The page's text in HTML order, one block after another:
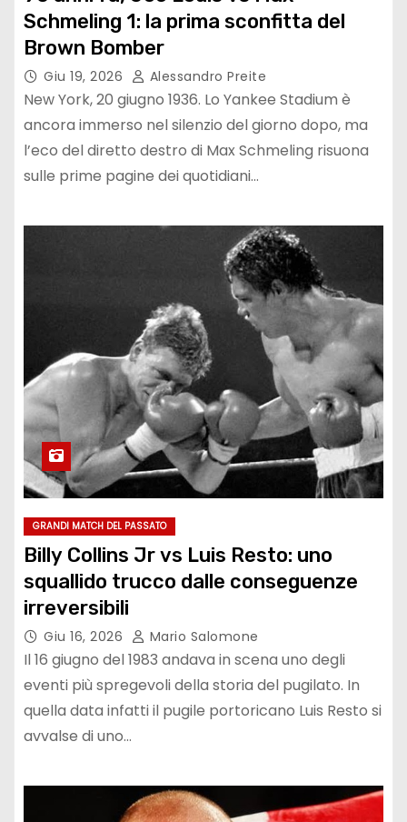
Schmeling 1: la prima sconfitta del
Brown Bomber
Giu 19, 2026 Alessandro Preite
New York, 20 giugno 1936. Lo Yankee Stadium è
ancora immerso nel silenzio del giorno dopo, ma
l’eco del diretto destro di Max Schmeling risuona
sulle prime pagine dei quotidiani…
GRANDI MATCH DEL PASSATO
Billy Collins Jr vs Luis Resto: uno
squallido trucco dalle conseguenze
irreversibili
Giu 16, 2026 Mario Salomone
Il 16 giugno del 1983 andava in scena uno degli
eventi più spregevoli della storia del pugilato. In
quella data infatti il pugile portoricano Luis Resto si
avvalse di uno…